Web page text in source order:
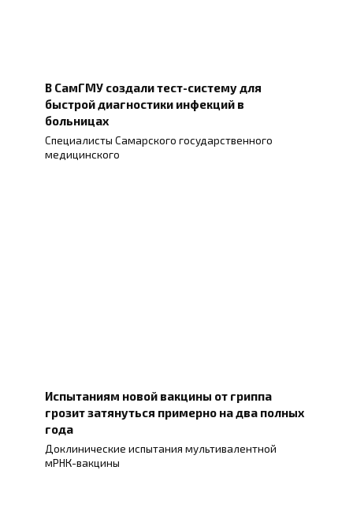
В СамГМУ создали тест-систему для
быстрой диагностики инфекций в
больницах
Специалисты Самарского государственного
медицинского
Испытаниям новой вакцины от гриппа
грозит затянуться примерно на два полных
года
Доклинические испытания мультивалентной
мРНК-вакцины